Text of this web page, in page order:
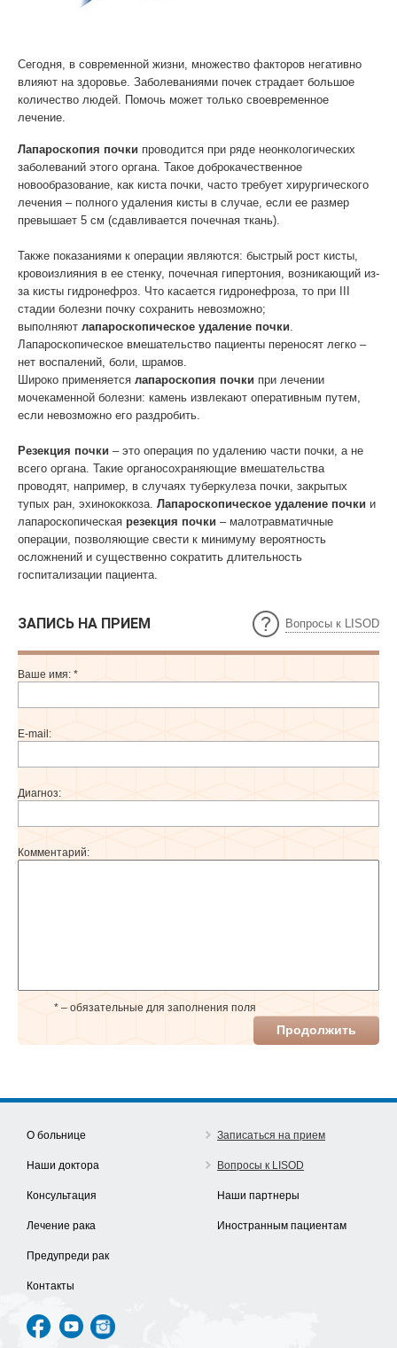
Сегодня, в современной жизни, множество факторов негативно
влияют на здоровье. Заболеваниями почек страдает большое
количество людей. Помочь может только своевременное
лечение.
Лапароскопия почки проводится при ряде неонкологических
заболеваний этого органа. Такое доброкачественное
новообразование, как киста почки, часто требует хирургического
лечения – полного удаления кисты в случае, если ее размер
превышает 5 см (сдавливается почечная ткань).
Также показаниями к операции являются: быстрый рост кисты,
кровоизлияния в ее стенку, почечная гипертония, возникающий из-
за кисты гидронефроз. Что касается гидронефроза, то при III
стадии болезни почку сохранить невозможно;
выполняют лапароскопическое удаление почки
Лапароскопическое вмешательство пациенты переносят легко –
нет воспалений, боли, шрамов.
Широко применяется лапароскопия почки при лечении
мочекаменной болезни: камень извлекают оперативным путем,
если невозможно его раздробить.
Резекция почки – это операция по удалению части почки, а не
всего органа. Такие органосохраняющие вмешательства
проводят, например, в случаях туберкулеза почки, закрытых
тупых ран, эхинококкоза. Лапароскопическое удаление почки и
лапароскопическая резекция почки – малотравматичные
операции, позволяющие свести к минимуму вероятность
осложнений и существенно сократить длительность
госпитализации пациента.
ЗАПИСЬ НА ПРИЕМ Вопросы к LISOD
Ваше имя: *
E-mail:
Диагноз:
Комментарий:
* – обязательные для заполнения поля
Продолжить
О больнице
Наши доктора
Консультация
Лечение рака
Предупреди рак
Контакты
Записаться на прием
Вопросы к LISOD
Наши партнеры
Иностранным пациентам